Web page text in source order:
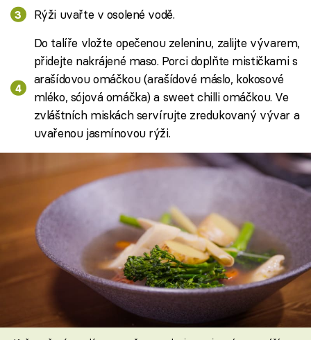
Rýži uvařte v osolené vodě.
Do talíře vložte opečenou zeleninu, zalijte vývarem,
přidejte nakrájené maso. Porci doplňte mističkami s
arašídovou omáčkou (arašídové máslo, kokosové
mléko, sójová omáčka) a sweet chilli omáčkou. Ve
zvláštních miskách servírujte zredukovaný vývar a
uvařenou jasmínovou rýži.